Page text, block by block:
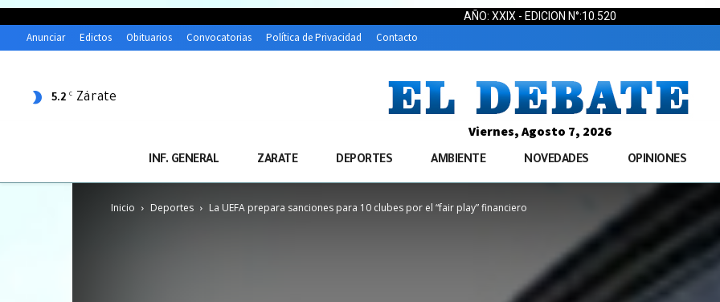
AÑO: XXIX - EDICION N°:10.520
Anunciar Edictos Obituarios Convocatorias Política de Privacidad Contacto
5.2 C Zárate
Viernes, Agosto 7, 2026
INF. GENERAL ZARATE DEPORTES AMBIENTE NOVEDADES OPINIONES
Inicio Deportes La UEFA prepara sanciones para 10 clubes por el “fair play” financiero